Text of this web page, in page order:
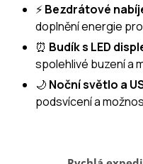
⚡Bezdrátové
doplnění energie
⏰ Budík s LED
spolehlivé buzení a
🌙 Noční světlo a
podsvícení a